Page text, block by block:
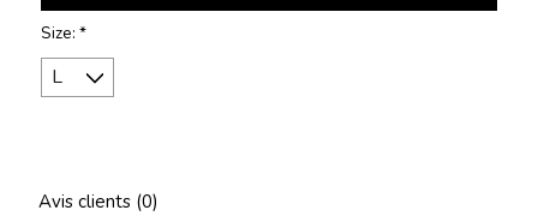
Size: *
Avis clients (0)